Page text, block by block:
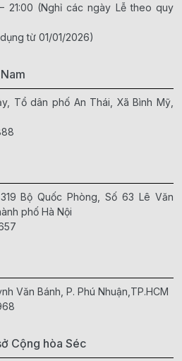
21:00 (Nghỉ các ngày Lễ theo quy
từ 01/01/2026)
Tổ dân phố An Thái, Xã Bình Mỹ,
Bộ Quốc Phòng, Số 63 Lê Văn
phố Hà Nội
Văn Bánh, P. Phú Nhuận,TP.HCM
Cộng hòa Séc